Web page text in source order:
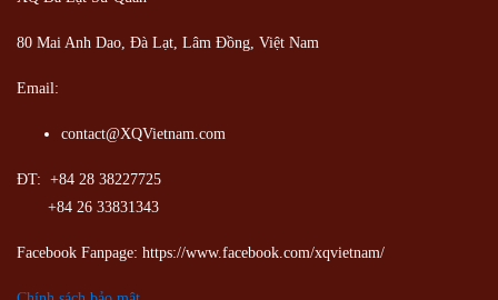
80 Mai Anh Dao, Đà Lạt, Lâm Đồng, Việt Nam
Email:
contact@XQVietnam.com
ĐT: +84 28 38227725
+84 26 33831343
Facebook Fanpage: https://www.facebook.com/xqvietnam/